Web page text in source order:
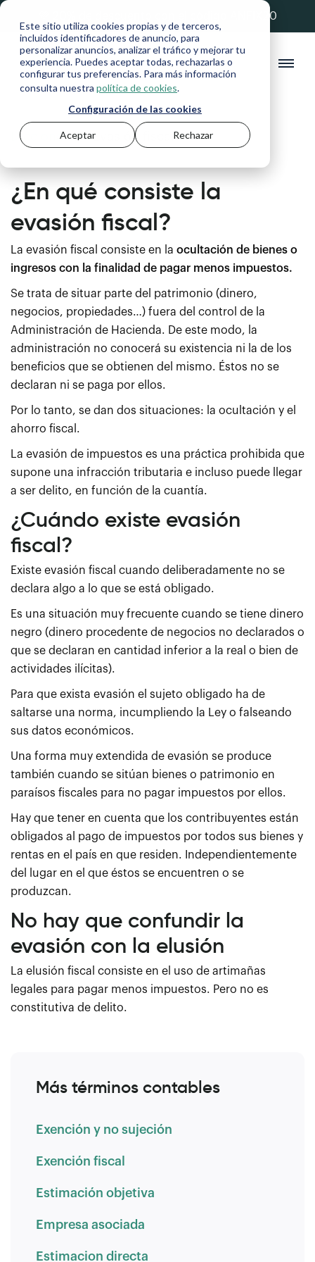
Este sitio utiliza cookies propias y de terceros,
incluidos identificadores de anuncio, para
personalizar anuncios, analizar el tráfico y mejorar tu
experiencia. Puedes aceptar todas, rechazarlas o
configurar tus preferencias. Para más información
consulta nuestra política de cookies.
Configuración de las cookies
Aceptar Rechazar
💚 20% de descuento con el código ANFIX20
Diccionario>Evasión fiscal
¿En qué consiste la
evasión fiscal?
La evasión fiscal consiste en la ocultación de bienes o
ingresos con la finalidad de pagar menos impuestos.
Se trata de situar parte del patrimonio (dinero,
negocios, propiedades…) fuera del control de la
Administración de Hacienda. De este modo, la
administración no conocerá su existencia ni la de los
beneficios que se obtienen del mismo. Éstos no se
declaran ni se paga por ellos.
Por lo tanto, se dan dos situaciones: la ocultación y el
ahorro fiscal.
La evasión de impuestos es una práctica prohibida que
supone una infracción tributaria e incluso puede llegar
a ser delito, en función de la cuantía.
¿Cuándo existe evasión
fiscal?
Existe evasión fiscal cuando deliberadamente no se
declara algo a lo que se está obligado.
Es una situación muy frecuente cuando se tiene dinero
negro (dinero procedente de negocios no declarados o
que se declaran en cantidad inferior a la real o bien de
actividades ilícitas).
Para que exista evasión el sujeto obligado ha de
saltarse una norma, incumpliendo la Ley o falseando
sus datos económicos.
Una forma muy extendida de evasión se produce
también cuando se sitúan bienes o patrimonio en
paraísos fiscales para no pagar impuestos por ellos.
Hay que tener en cuenta que los contribuyentes están
obligados al pago de impuestos por todos sus bienes y
rentas en el país en que residen. Independientemente
del lugar en el que éstos se encuentren o se
produzcan.
No hay que confundir la
evasión con la elusión
La elusión fiscal consiste en el uso de artimañas
legales para pagar menos impuestos. Pero no es
constitutiva de delito.
Más términos contables
Exención y no sujeción
Exención fiscal
Estimación objetiva
Empresa asociada
Estimacion directa